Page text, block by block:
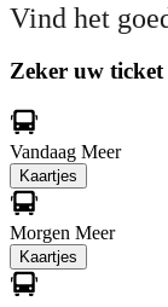
Vind het
Zeker uw ticket
Vandaag Meer
Kaartjes
Morgen Meer
Kaartjes